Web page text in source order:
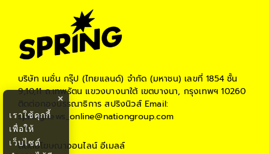
บริษัท เนชั่น กรุ๊ป (ไทยแลนด์) จำกัด (มหาชน) เลขที่ 1854 ชั้น
9,10,11 ถ.เทพรัตน แขวงบางนาใต้ เขตบางนา, กรุงเทพฯ 10260
ติดต่อกองบรรณาธิการ สปริงนิวส์Email:
springnews_online@nationgroup.com
ติดต่อโฆษณาออนไลน์ อีเมลล์
×
เราใช้คุกกี้
เพื่อให้
เว็บไซต์